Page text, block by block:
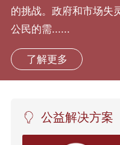
的挑战。政府和市场失
公民的需......
了解更多
公益解决方案